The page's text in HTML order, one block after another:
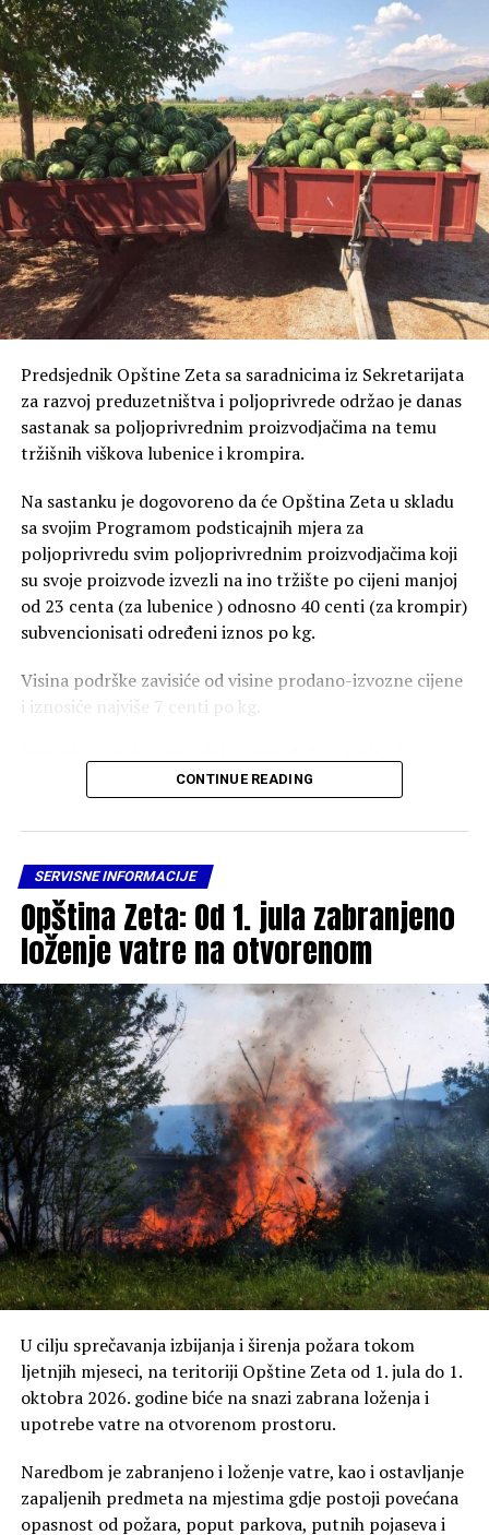
i saradnji tokom trajanja radova.
„ Molimo građane za razumijevanje i strpljenje
tokom trajanja radova, uz zahvalnost na saradnji“,
zaključuje se u obavještenju.
Predsjednik Opštine Zeta sa saradnicima iz Sekretarijata
za razvoj preduzetništva i poljoprivrede održao je danas
sastanak sa poljoprivrednim proizvodjačima na temu
tržišnih viškova lubenice i krompira.
Na sastanku je dogovoreno da će Opština Zeta u skladu
sa svojim Programom podsticajnih mjera za
poljoprivredu svim poljoprivrednim proizvodjačima koji
su svoje proizvode izvezli na ino tržište po cijeni manjoj
od 23 centa (za lubenice ) odnosno 40 centi (za krompir)
subvencionisati određeni iznos po kg.
Visina podrške zavisiće od visine prodano-izvozne cijene
i iznosiće najviše 7 centi po kg.
Opštine Zeta koji su izvezli svoje proizvode da se do
i poljoprivrede, dostave potrebnu dokumentaciju i
ostvare pravo na subvenciju.
Potrebna dokumentacija:
– JCI obrazac;
– Dokaz o količini isporučenih proizvoda (otkupni
blokovi);
– Dokaz iz banke o uplati sredstava za izvezenu količinu
robe;
– Podaci o žiro računu;
– Kopija lične karte.
Za sve dodatne informacije mogu se obratiti
Sekretatijatu na brojeve telefona: 068/884-807 i
020/677-325.
Napominjemo da je neophodno da se službenici
Sekretarijata obavijeste makar 1 dan unaprijed kako bi
obišli i izvršili kontrolu utovara.
CONTINUE READING
SERVISNE INFORMACIJE
Opština Zeta: Od 1. jula zabranjeno
loženje vatre na otvorenom
U cilju sprečavanja izbijanja i širenja požara tokom
ljetnjih mjeseci, na teritoriji Opštine Zeta od 1. jula do 1.
oktobra 2026. godine biće na snazi zabrana loženja i
upotrebe vatre na otvorenom prostoru.
Naredbom je zabranjeno i loženje vatre, kao i ostavljanje
zapaljenih predmeta na mjestima gdje postoji povećana
opasnost od požara, poput parkova, putnih pojaseva i